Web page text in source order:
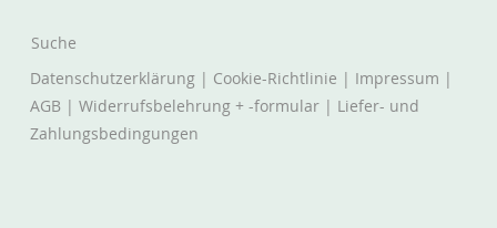
Suche
Datenschutzerklärung | Cookie-Richtlinie | Impressum |
AGB |Widerrufsbelehrung + -formular | Liefer- und
Zahlungsbedingungen